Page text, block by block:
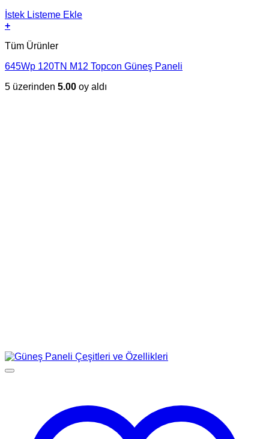
İstek Listeme Ekle
+
Tüm Ürünler
645Wp 120TN M12 Topcon Güneş Paneli
5 üzerinden 5.00 oy aldı